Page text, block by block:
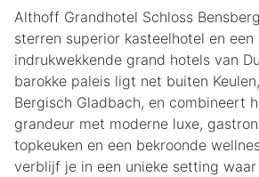
Althoff Grandhotel Schloss
sterren superior kasteelhotel en een
indrukwekkende grand hotels van
barokke paleis ligt net buiten
Bergisch Gladbach, en combineert
grandeur met moderne luxe,
topkeuken en een bekroonde
verblijf je in een unieke setting